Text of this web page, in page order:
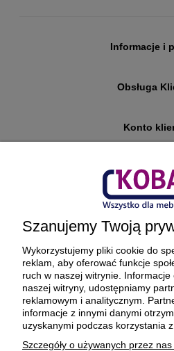
Informacje i
Obsługa
Konto
Płatności i
O firmie
BEZPIECZNE PŁATNOŚCI
Szanujemy Twoją
Wykorzystujemy pliki cookie do
reklam, aby oferować funkcje
ruch w naszej witrynie.
naszej witryny, udostępniamy
reklamowym i analitycznym.
informacje z innymi danymi
uzyskanymi podczas korzystania z
Szczegóły o używanych przez